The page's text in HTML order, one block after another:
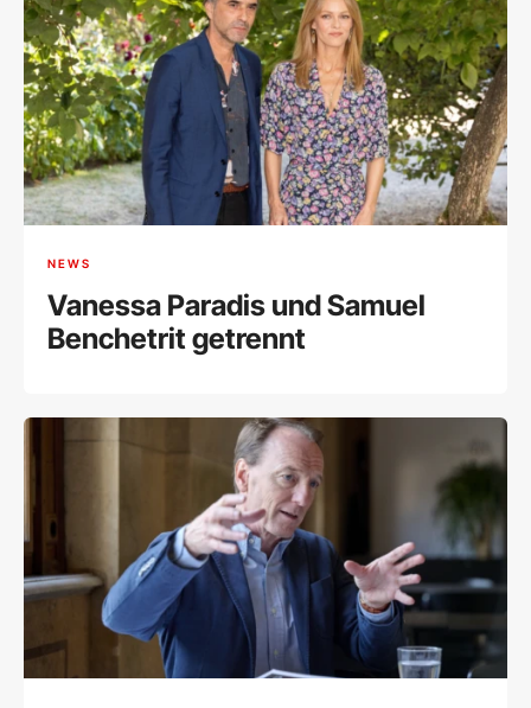
NEWS
Vanessa Paradis und Samuel
Benchetrit getrennt